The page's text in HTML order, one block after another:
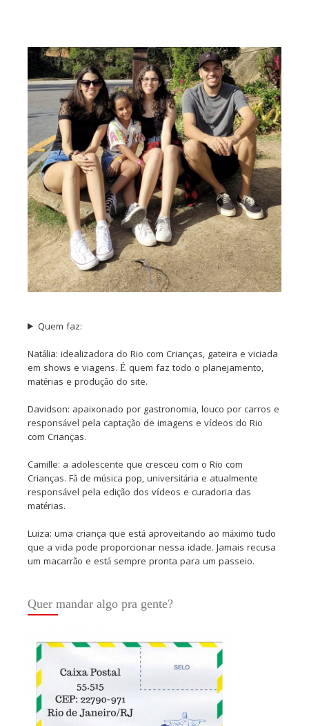
Quem faz:
Natália: idealizadora do Rio com Crianças, gateira e viciada
em shows e viagens. É quem faz todo o planejamento,
matérias e produção do site.
Davidson: apaixonado por gastronomia, louco por carros e
responsável pela captação de imagens e vídeos do Rio
com Crianças.
Camille: a adolescente que cresceu com o Rio com
Crianças. Fã de música pop, universitária e atualmente
responsável pela edição dos vídeos e curadoria das
matérias.
Luiza: uma criança que está aproveitando ao máximo tudo
que a vida pode proporcionar nessa idade. Jamais recusa
um macarrão e está sempre pronta para um passeio.
Quer mandar algo pra gente?